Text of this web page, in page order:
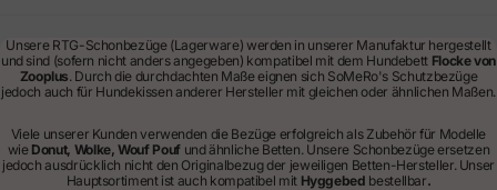
Unsere RTG-Schonbezüge (Lagerware) werden in unserer Manufaktur hergestellt
und sind (sofern nicht anders angegeben) kompatibel mit dem Hundebett Flocke von
Zooplus. Durch die durchdachten Maße eignen sich SoMeRo's Schutzbezüge
jedoch auch für Hundekissen anderer Hersteller mit gleichen oder ähnlichen Maßen.
Viele unserer Kunden verwenden die Bezüge erfolgreich als Zubehör für Modelle
wie Donut, Wolke, Wouf Poufund ähnliche Betten. Unsere Schonbezüge ersetzen
jedoch ausdrücklich nicht den Originalbezug der jeweiligen Betten-Hersteller. Unser
Hauptsortiment ist auch kompatibel mit Hyggebed bestellbar.